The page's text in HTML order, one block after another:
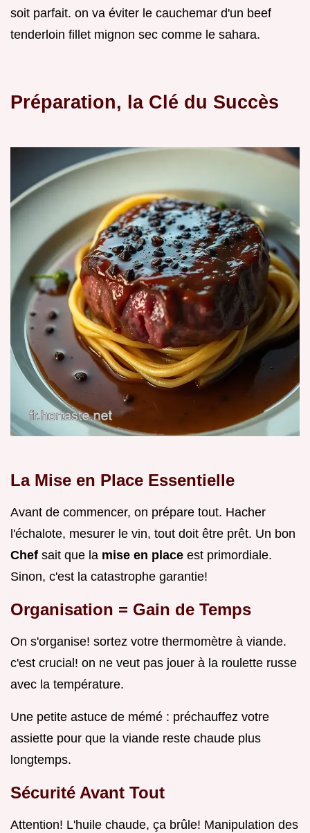
soit parfait. on va éviter le cauchemar d'un beef
tenderloin fillet mignon sec comme le sahara.
Préparation, la Clé du Succès
La Mise en Place Essentielle
Avant de commencer, on prépare tout. Hacher
l'échalote, mesurer le vin, tout doit être prêt. Un bon
Chef sait que la mise en place est primordiale.
Sinon, c'est la catastrophe garantie!
Organisation = Gain de Temps
On s'organise! sortez votre thermomètre à viande.
c'est crucial! on ne veut pas jouer à la roulette russe
avec la température.
Une petite astuce de mémé : préchauffez votre
assiette pour que la viande reste chaude plus
longtemps.
Sécurité Avant Tout
Attention! L'huile chaude, ça brûle! Manipulation des